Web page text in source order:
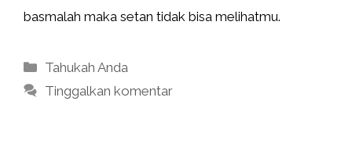
basmalah maka setan tidak bisa melihatmu.
Kategori
Tahukah Anda
Tinggalkan komentar